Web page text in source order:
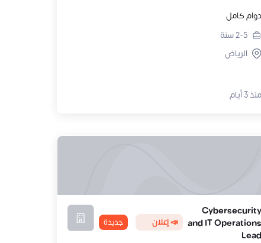
دوام كامل
2-5سنة
الرياض
منذ 3 أيام
Cybersecurity
and IT Operations
Lead
📣 إعلان جديدة